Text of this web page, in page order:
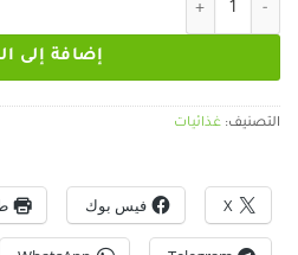
إضافة إلى
التصنيف: غذائيات
X فيس بوك